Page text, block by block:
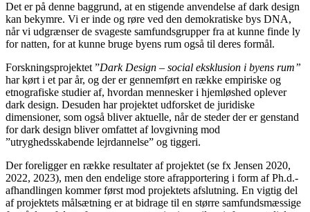
Det er på denne baggrund, at en stigende anvendelse af dark design
kan bekymre. Vi er inde og røre ved den demokratiske bys DNA,
når vi udgrænser de svageste samfundsgrupper fra at kunne finde ly
for natten, for at kunne bruge byens rum også til deres formål.
Forskningsprojektet ”Dark Design – social eksklusion i byens rum”
har kørt i et par år, og der er gennemført en række empiriske og
etnografiske studier af, hvordan mennesker i hjemløshed oplever
dark design. Desuden har projektet udforsket de juridiske
dimensioner, som også bliver aktuelle, når de steder der er genstand
for dark design bliver omfattet af lovgivning mod
”utryghedsskabende lejrdannelse” og tiggeri.
Der foreligger en række resultater af projektet (se fx Jensen 2020,
2022, 2023), men den endelige store afrapportering i form af Ph.d.-
afhandlingen kommer først mod projektets afslutning. En vigtig del
af projektets målsætning er at bidrage til en større samfundsmæssige